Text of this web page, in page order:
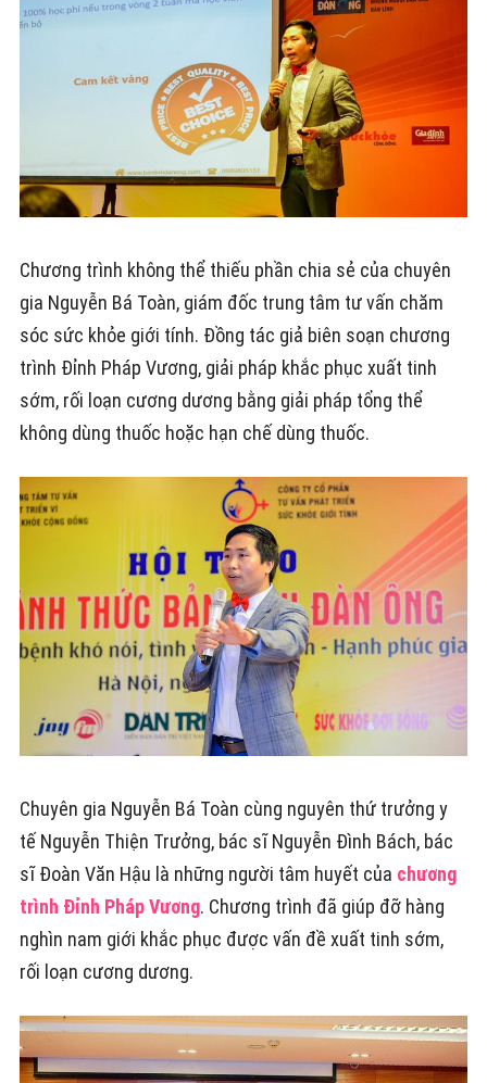
Chương trình không thể thiếu phần chia sẻ của chuyên
gia Nguyễn Bá Toàn, giám đốc trung tâm tư vấn chăm
sóc sức khỏe giới tính. Đồng tác giả biên soạn chương
trình Đỉnh Pháp Vương, giải pháp khắc phục xuất tinh
sớm, rối loạn cương dương bằng giải pháp tổng thể
không dùng thuốc hoặc hạn chế dùng thuốc.
Chuyên gia Nguyễn Bá Toàn cùng nguyên thứ trưởng y
tế Nguyễn Thiện Trưởng, bác sĩ Nguyễn Đình Bách, bác
sĩ Đoàn Văn Hậu là những người tâm huyết của chương
trình Đỉnh Pháp Vương. Chương trình đã giúp đỡ hàng
nghìn nam giới khắc phục được vấn đề xuất tinh sớm,
rối loạn cương dương.